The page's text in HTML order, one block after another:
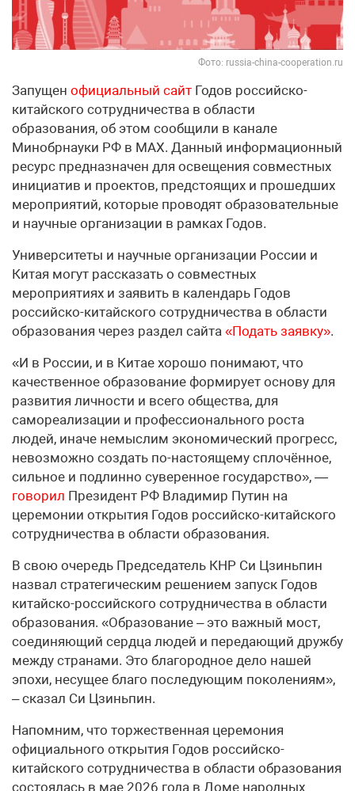
Фото: russia-china-cooperation.ru
Запущен официальный сайт Годов российско-
китайского сотрудничества в области
образования, об этом сообщили в канале
Минобрнауки РФ в МАХ. Данный информационный
ресурс предназначен для освещения совместных
инициатив и проектов, предстоящих и прошедших
мероприятий, которые проводят образовательные
и научные организации в рамках Годов.
Университеты и научные организации России и
Китая могут рассказать о совместных
мероприятиях и заявить в календарь Годов
российско-китайского сотрудничества в области
образования через раздел сайта «Подать заявку».
«И в России, и в Китае хорошо понимают, что
качественное образование формирует основу для
развития личности и всего общества, для
самореализации и профессионального роста
людей, иначе немыслим экономический прогресс,
невозможно создать по-настоящему сплочённое,
сильное и подлинно суверенное государство», —
говорил Президент РФ Владимир Путин на
церемонии открытия Годов российско-китайского
сотрудничества в области образования.
В свою очередь Председатель КНР Си Цзиньпин
назвал стратегическим решением запуск Годов
китайско-российского сотрудничества в области
образования. «Образование – это важный мост,
соединяющий сердца людей и передающий дружбу
между странами. Это благородное дело нашей
эпохи, несущее благо последующим поколениям»,
– сказал Си Цзиньпин.
Напомним, что торжественная церемония
официального открытия Годов российско-
китайского сотрудничества в области образования
состоялась в мае 2026 года в Доме народных